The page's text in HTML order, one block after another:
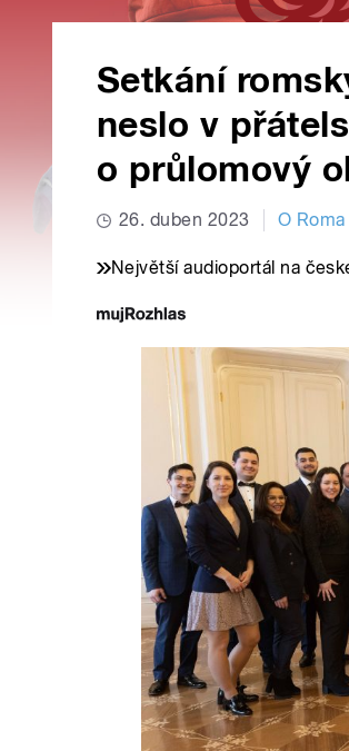
Setkání
neslo v
o průlomový
26. duben 2023 O
Největší audioportál na